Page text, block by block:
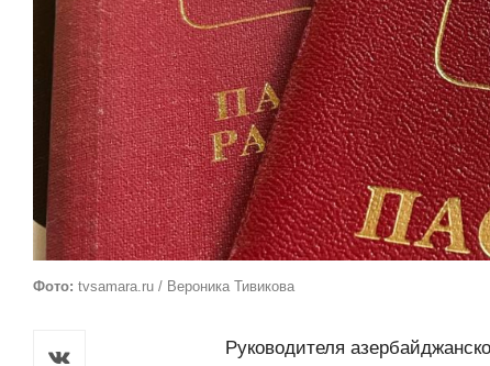
Фото: tvsamara.ru / Вероника Тивикова
Руководителя